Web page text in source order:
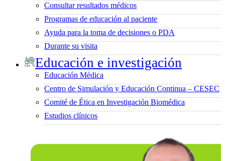
Consultar resultados médicos
Programas de educación al paciente
Ayuda para la toma de decisiones o PDA
Durante su visita
Educación e investigación
Educación Médica
Centro de Simulación y Educación Continua – CESEC
Comité de Ética en Investigación Biomédica
Estudios clínicos